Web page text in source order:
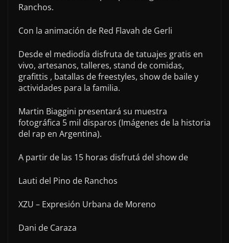
Ranchos.
Con la animación de Red Flavah de Gerli
Desde el mediodía disfruta de tatuajes gratis en
vivo, artesanos, talleres, stand de comidas,
grafittis , batallas de freestyles, show de baile y
actividades para la familia.
Martin Biaggini presentará su muestra
fotográfica 5 mil disparos (Imágenes de la historia
del rap en Argentina).
A partir de las 15 horas disfrutá del show de
Lauti del Pino de Ranchos
XZU – Expresión Urbana de Moreno
Dani de Caraza